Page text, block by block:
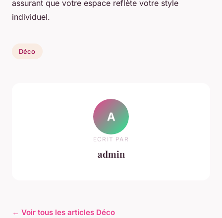
assurant que votre espace reflète votre style
individuel.
Déco
A
ECRIT PAR
admin
← Voir tous les articles Déco